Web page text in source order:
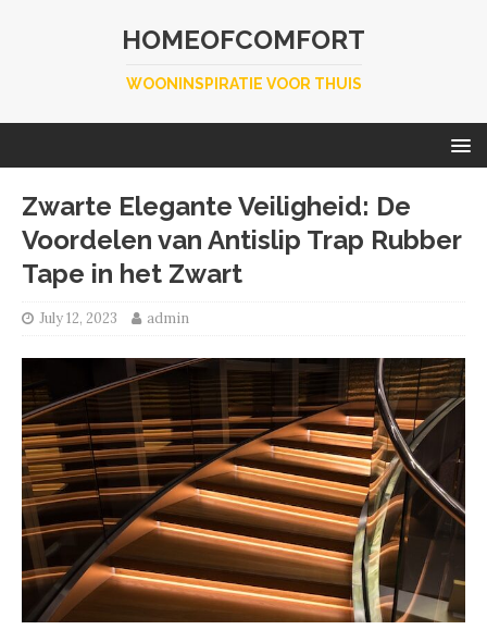
HOMEOFCOMFORT
WOONINSPIRATIE VOOR THUIS
Zwarte Elegante Veiligheid: De
Voordelen van Antislip Trap Rubber
Tape in het Zwart
July 12, 2023 admin